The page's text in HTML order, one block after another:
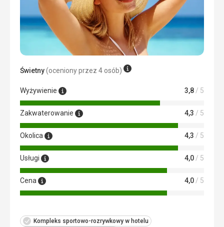
Świetny(oceniony przez 4 osób)
Wyżywienie 3,8 / 5
Zakwaterowanie 4,3 / 5
Okolica 4,3 / 5
Usługi 4,0 / 5
Cena 4,0 / 5
Kompleks sportowo-rozrywkowy w hotelu